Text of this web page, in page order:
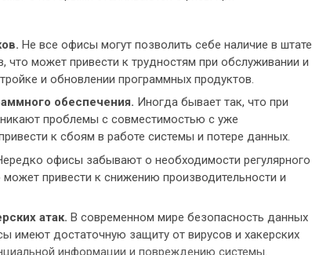
Не все офисы могут позволить себе наличие в штате
может привести к трудностям при обслуживании и
и обновлении программных продуктов.
обеспечения. Иногда бывает так, что при
проблемы с совместимостью с уже
к сбоям в работе системы и потере данных.
офисы забывают о необходимости регулярного
привести к снижению производительности и
атак. В современном мире безопасность данных
имеют достаточную защиту от вирусов и хакерских
информации и повреждению системы.